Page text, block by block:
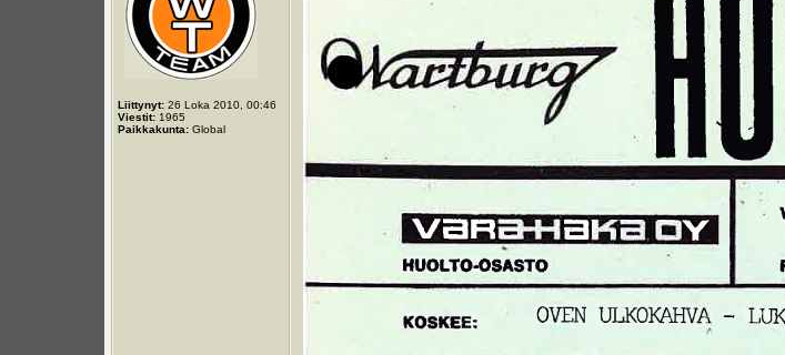
Liittynyt: 26 Loka 2010, 00:46
Viestit: 1965
Paikkakunta: Global